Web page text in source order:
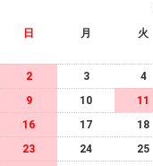
日 月 火
2
3 4
9
10 11
16
17 18
23
24 25